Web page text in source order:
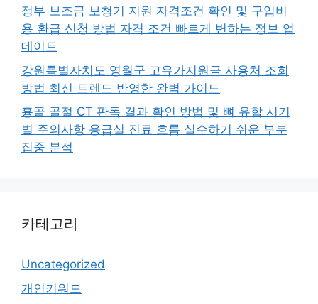
정부 보조금 보청기 지원 자격조건 확인 및 구입비
용 환급 신청 방법 자격 조건 빠르게 변하는 정보 업
데이트
강원특별자치도 영월군 고유가지원금 사용처 조회
방법 최신 트렌드 반영한 완벽 가이드
흉골 골절 CT 판독 결과 확인 방법 및 뼈 유합 시기
별 주의사항 응급실 진료 흐름 실수하기 쉬운 부분
집중 분석
카테고리
Uncategorized
개인키워드